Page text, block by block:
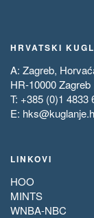
HRVATSKI
A: Zagreb,
HR-10000 Zagreb
T: +385 (0)1 4833
E:
LINKOVI
HOO
MINTS
WNBA-NBC